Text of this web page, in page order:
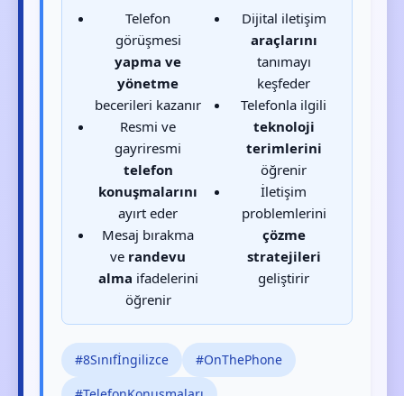
Telefon
görüşmesi
yapma ve
yönetme
becerileri kazanır
Resmi ve
gayriresmi
telefon
konuşmalarını
ayırt eder
Mesaj bırakma
ve randevu
alma ifadelerini
öğrenir
Dijital iletişim
araçlarını
tanımayı
keşfeder
Telefonla ilgili
teknoloji
terimlerini
öğrenir
İletişim
problemlerini
çözme
stratejileri
geliştirir
#8Sınıfİngilizce
#OnThePhone